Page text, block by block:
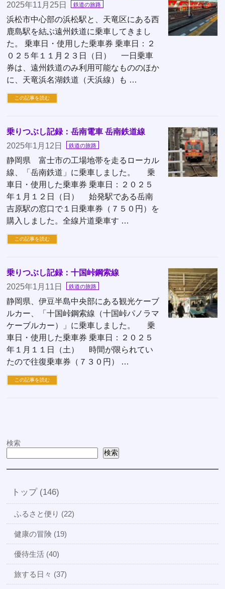
2025年11月25日
鉄道の旅路
浜松市中心部の浜松駅と、天竜区にある西
鹿島駅を結ぶ遠州鉄道に乗車してきまし
た。 乗車日・使用した乗車券 乗車日：２
０２５年１１月２３日（日） 一日乗車
券は、遠州鉄道のみ利用可能なもののほか
に、天竜浜名湖鉄道（天浜線）も …
この記事を読む
乗りつぶし記録：岳南電車 岳南鉄道線
2025年1月12日
鉄道の旅路
静岡県 富士市の工場地帯を走るローカル
線、「岳南鉄道」に乗車しました。 乗
車日・使用した乗車券 乗車日：２０２５
年１月１２日（日） 始発駅である岳南
吉原駅の窓口で１日乗車券（７５０円）を
購入しました。全線片道乗車す …
この記事を読む
乗りつぶし記録：十国峠鋼索線
2025年1月11日
鉄道の旅路
静岡県、伊豆半島中央部にある観光ケーブ
ルカー、「十国峠鋼索線（十国峠パノラマ
ケーブルカー）」に乗車しました。 乗
車日・使用した乗車券 乗車日：２０２５
年１月１１日（土） 時間が限られてい
たので往復乗車券（７３０円） …
この記事を読む
検索
検索
トップ (146)
ふるさと便り (22)
健康の冒険 (19)
優待生活 (40)
旅する日々 (37)